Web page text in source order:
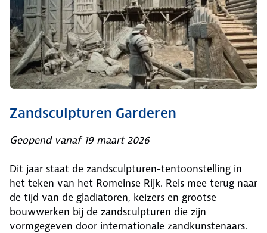
Zandsculpturen Garderen
Geopend vanaf 19 maart 2026
Dit jaar staat de zandsculpturen-tentoonstelling in
het teken van het Romeinse Rijk. Reis mee terug naar
de tijd van de gladiatoren, keizers en grootse
bouwwerken bij de zandsculpturen die zijn
vormgegeven door internationale zandkunstenaars.